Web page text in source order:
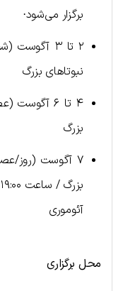
برگزار می‌شود·
نبوتاهای بزرگ
بزرگ
آئوموری
محل برگزاری